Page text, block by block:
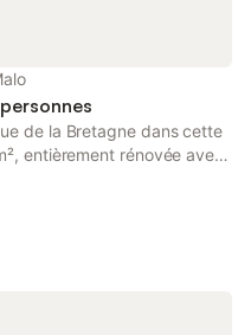
de la Bretagne dans cette
entièrement rénovée avec
absolu à Miniac-
(poutres, cheminée)
spacieuses et son